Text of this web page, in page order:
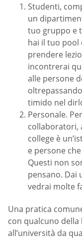
Studenti,
un
tuo gruppo e
hai il tuo pool
prendere
incontrerai
alle persone
timido nel
Personale.
collaboratori,
college è
e persone
Questi non
pensano. Dai
vedrai molte
Una pratica
con qualcuno
all’università da